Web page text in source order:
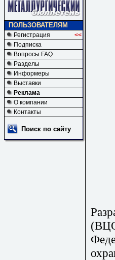
ПОЛЬЗОВАТЕЛЯМ
Регистрация
<<
Подписка
Вопросы FAQ
Разделы
Информеры
Выставки
Реклама
О компании
Контакты
Поиск по сайту